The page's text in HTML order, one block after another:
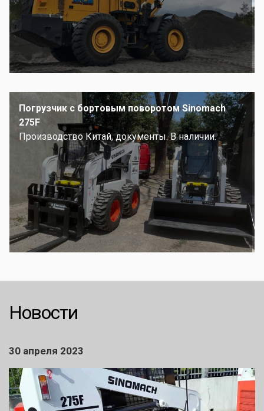
Погрузчик с бортовым поворотом Sinomach
275F
Производство Китай, документы. В наличии.
Новости
30 апреля 2023